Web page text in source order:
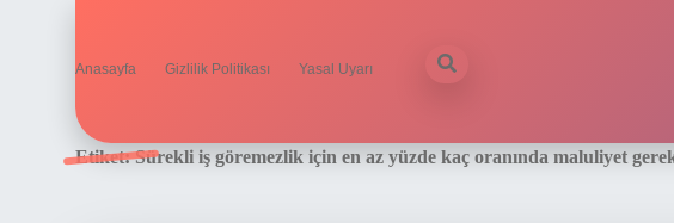
Anasayfa Gizlilik Politikası Yasal Uyarı
Etiket:Sürekli iş göremezlik için en az yüzde kaç oranında maluliyet